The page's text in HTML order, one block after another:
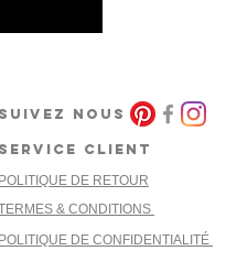
SUIVEZ NOUS
SERVICE CLIENT
POLITIQUE DE RETOUR
& CONDITIONS
POLITIQUE DE CONFIDENTIALITÉ